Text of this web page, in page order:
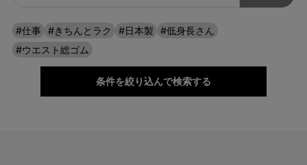
バリエーション豊富だから、お気に入りがき
っと見つかる。
#仕事 #きちんとラク #日本製
#低身長さん
#ウエスト総ゴム
条件を絞り込んで検索する